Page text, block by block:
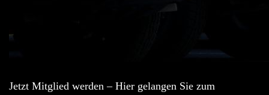
Jetzt Mitglied werden – Hier gelangen Sie zum